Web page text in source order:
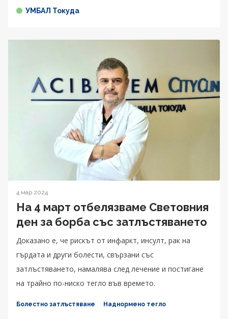
УМБАЛ Токуда
4 мар 2024
На 4 март отбелязваме Световния
ден за борба със затлъстяването
Доказано е, че рискът от инфаркт, инсулт, рак на
гърдата и други болести, свързани със
затлъстяването, намалява след лечение и постигане
на трайно по-ниско тегло във времето.
Болестно затлъстяване Наднормено тегло